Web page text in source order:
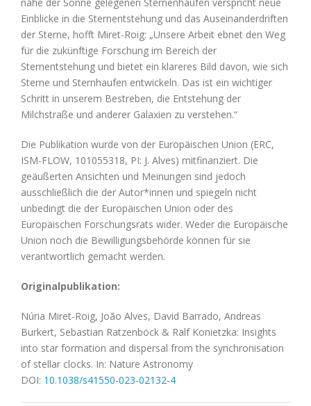
Einblicke in die Sternentstehung und das Auseinanderdriften
der Sterne, hofft Miret-Roig: „Unsere Arbeit ebnet den Weg
für die zukünftige Forschung im Bereich der
Sternentstehung und bietet ein klareres Bild davon, wie sich
Sterne und Sternhaufen entwickeln. Das ist ein wichtiger
Schritt in unserem Bestreben, die Entstehung der
Milchstraße und anderer Galaxien zu verstehen.“
Die Publikation wurde von der Europäischen Union (ERC,
ISM-FLOW, 101055318, PI: J. Alves) mitfinanziert. Die
geäußerten Ansichten und Meinungen sind jedoch
ausschließlich die der Autor*innen und spiegeln nicht
unbedingt die der Europäischen Union oder des
Europäischen Forschungsrats wider. Weder die Europäische
Union noch die Bewilligungsbehörde können für sie
verantwortlich gemacht werden.
Originalpublikation:
Núria Miret-Roig, João Alves, David Barrado, Andreas
Burkert, Sebastian Ratzenböck & Ralf Konietzka: Insights
into star formation and dispersal from the synchronisation
of stellar clocks. In: Nature Astronomy
DOI: 10.1038/s41550-023-02132-4